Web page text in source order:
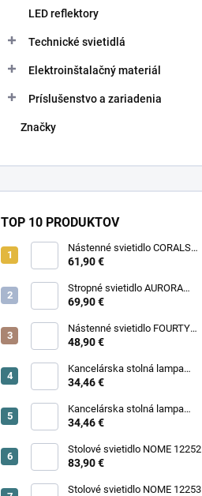
LED reflektory
Technické svietidlá
Elektroinštalačný materiál
Príslušenstvo a zariadenia
Značky
TOP 10 PRODUKTOV
Nástenné svietidlo CORALS
11977
61,90 €
Stropné svietidlo AURORA
11971
69,90 €
Nástenné svietidlo FOURTY
WALL S 10888
48,90 €
Kancelárska stolná lampa
PIXA KT-40-GR BL 90420
34,46 €
Kancelárska stolná lampa
PIXA KT-40-BE 90419
34,46 €
Stolové svietidlo NOME 12252
83,90 €
Stolové svietidlo NOME 12253